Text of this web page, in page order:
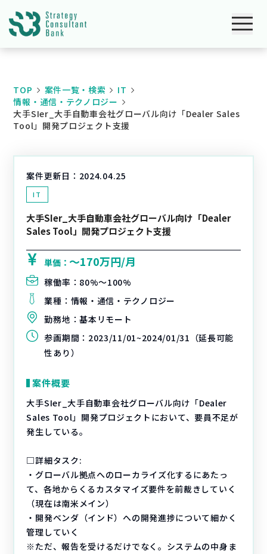
TOP 案件一覧・検索
IT
情報・通信・テクノロジー
大手SIer_大手自動車会社グローバル向け「Dealer Sales
Tool」開発プロジェクト支援
案件更新日： 2024.04.25
IT
大手SIer_大手自動車会社グローバル向け「Dealer
Sales Tool」開発プロジェクト支援
単価：〜170万円/月
稼働率： 80%〜100%
業種： 情報・通信・テクノロジー
勤務地：基本リモート
参画期間： 2023/11/01~2024/01/31（延長可能
性あり）
案件概要
大手SIer_大手自動車会社グローバル向け「Dealer
Sales Tool」開発プロジェクトにおいて、要員不足が
発生している。
□詳細タスク:
・グローバル拠点へのローカライズ化するにあたっ
て、各地からくるカスタマイズ要件を前裁きしていく
（現在は南米メイン）
・開発ベンダ（インド）への開発進捗について細かく
管理していく
※ただ、報告を受けるだけでなく。システムの中身ま